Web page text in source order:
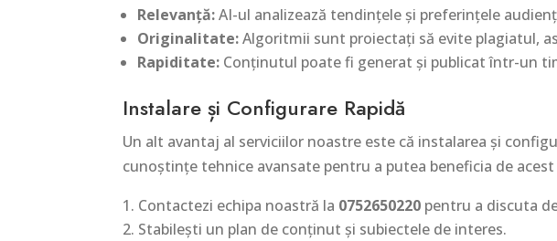
Relevanță:AI-ul analizează tendințele și preferințele
Originalitate:Algoritmii sunt proiectați să evite plagiatul,
Rapiditate: Conținutul poate fi generat și publicat într-un
Instalare și Configurare Rapidă
Un alt avantaj al serviciilor noastre este că instalarea și
cunoștințe tehnice avansate pentru a putea beneficia de
Contactezi echipa noastră la 0752650220 pentru a discuta
Stabilești un plan de conținut și subiectele de interes.